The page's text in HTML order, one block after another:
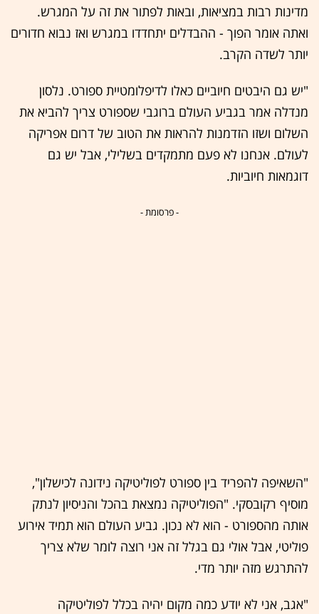
מדינות רבות במציאות, ובאות לפתור את זה על המגרש.
ואתה אומר הפוך - ההבדלים יתחדדו במגרש ואז נבוא חדורים
יותר לשדה הקרב.
"יש גם היבטים חיוביים כאלו לדיפלומטיית ספורט. נלסון
מנדלה אמר בגביע העולם ברוגבי שספורט צריך להביא את
השלום ושזו הזדמנות להראות את הטוב של דרום אפריקה
לעולם. אנחנו לא פעם מתמקדים בשלילי, אבל יש גם
דוגמאות חיוביות.
- פרסומת -
"השאיפה להפריד בין ספורט לפוליטיקה נידונה לכישלון",
מוסיף רקובסקי. "הפוליטיקה נמצאת בהכל והניסיון לנתק
אותה מהספורט - הוא לא נכון. גביע העולם הוא תמיד אירוע
פוליטי, אבל אולי גם בגלל זה אני רוצה לומר שלא צריך
להתרגש מזה יותר מדי.
"אגב, אני לא יודע כמה מקום יהיה בכלל לפוליטיקה